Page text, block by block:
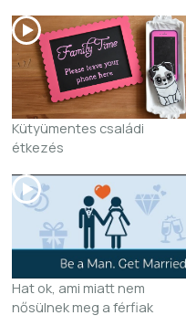
Kütyümentes családi
étkezés
Hat ok, ami miatt nem
nősülnek meg a férfiak